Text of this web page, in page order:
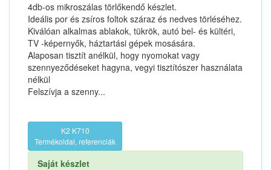
4db-os mikroszálas törlőkendő készlet.
Ideális por és zsíros foltok száraz és nedves törléséhez.
Kiválóan alkalmas ablakok, tükrök, autó bel- és kültéri,
TV -képernyők, háztartási gépek mosására.
Alaposan tisztít anélkül, hogy nyomokat vagy
szennyeződéseket hagyna, vegyi tisztítószer használata
nélkül
Felszívja a szenny...
K2 K710
Termékoldal, referenciák
Saját készlet